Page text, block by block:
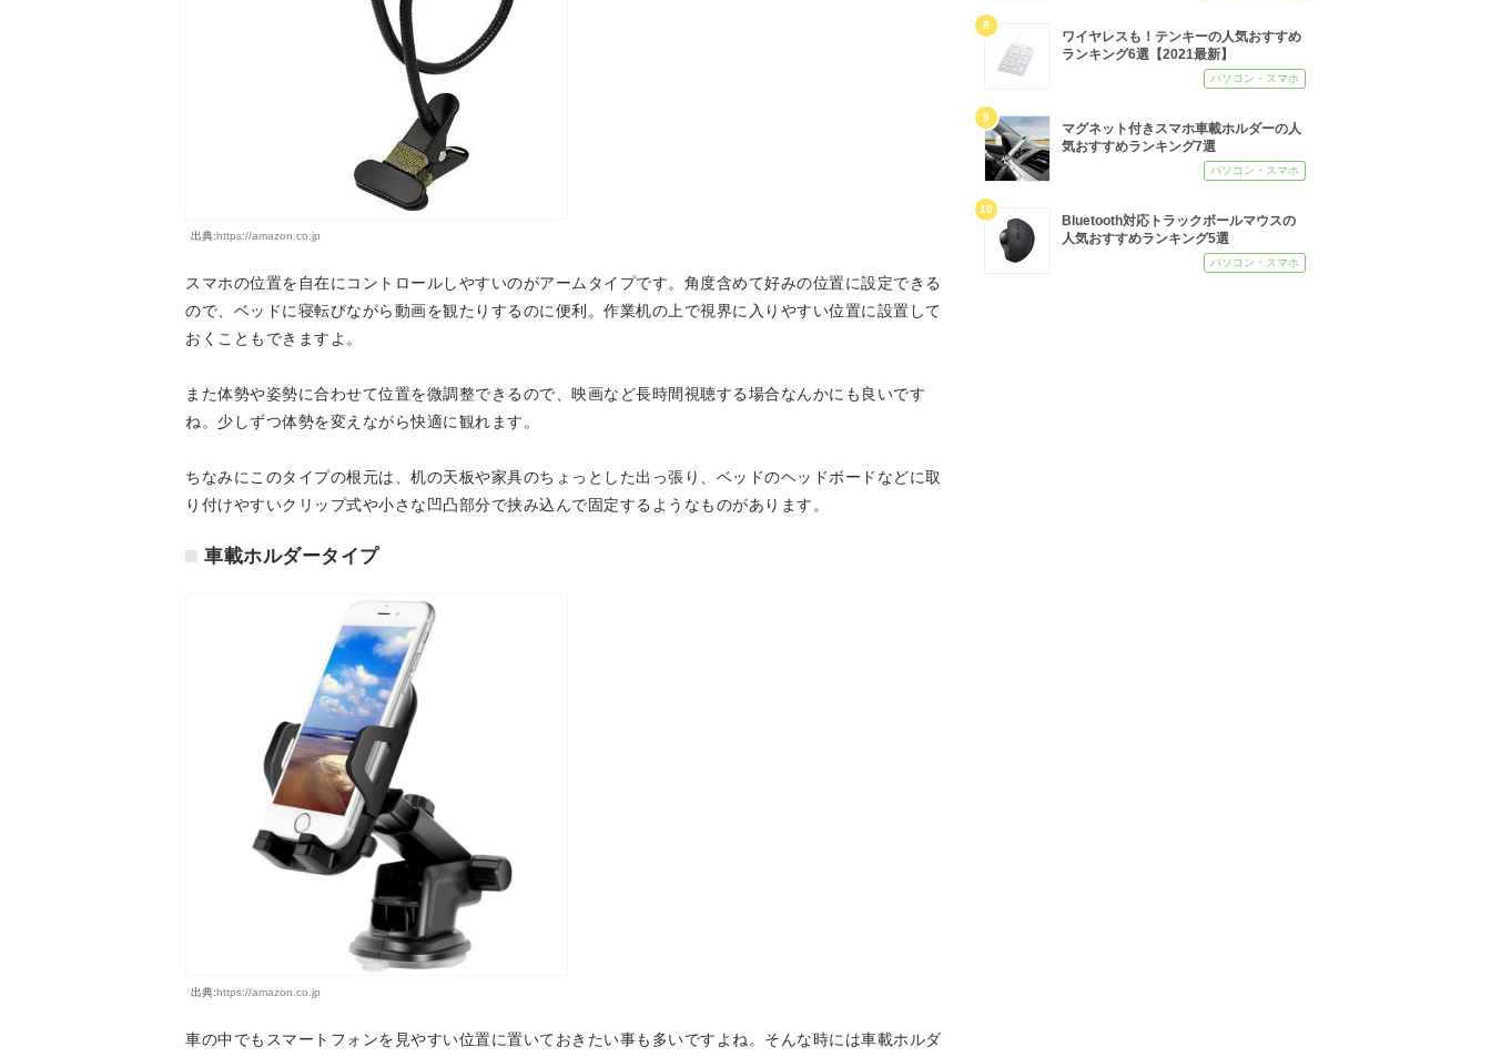
出典:https://amazon.co.jp
スマホの位置を自在にコントロールしやすいのがアームタイプです。角度含めて好みの位置に設定できる
ので、ベッドに寝転びながら動画を観たりするのに便利。作業机の上で視界に入りやすい位置に設置して
おくこともできますよ。
また体勢や姿勢に合わせて位置を微調整できるので、映画など長時間視聴する場合なんかにも良いです
ね。少しずつ体勢を変えながら快適に観れます。
ちなみにこのタイプの根元は、机の天板や家具のちょっとした出っ張り、ベッドのヘッドボードなどに取
り付けやすいクリップ式や小さな凹凸部分で挟み込んで固定するようなものがあります。
車載ホルダータイプ
出典:https://amazon.co.jp
車の中でもスマートフォンを見やすい位置に置いておきたい事も多いですよね。そんな時には車載ホルダ
8
ワイヤレスも！テンキーの人気おすすめ
ランキング6選【2021最新】
パソコン・スマホ
9
マグネット付きスマホ車載ホルダーの人
気おすすめランキング7選
パソコン・スマホ
10
Bluetooth対応トラックボールマウスの
人気おすすめランキング5選
パソコン・スマホ